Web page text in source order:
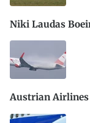
Niki Laudas
Austrian Airlines